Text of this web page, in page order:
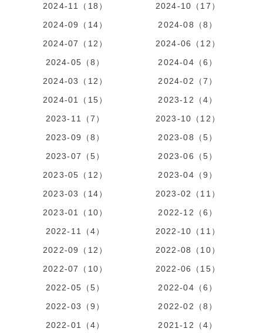
2024-11（18）
2024-10（17）
2024-09（14）
2024-08（8）
2024-07（12）
2024-06（12）
2024-05（8）
2024-04（6）
2024-03（12）
2024-02（7）
2024-01（15）
2023-12（4）
2023-11（7）
2023-10（12）
2023-09（8）
2023-08（5）
2023-07（5）
2023-06（5）
2023-05（12）
2023-04（9）
2023-03（14）
2023-02（11）
2023-01（10）
2022-12（6）
2022-11（4）
2022-10（11）
2022-09（12）
2022-08（10）
2022-07（10）
2022-06（15）
2022-05（5）
2022-04（6）
2022-03（9）
2022-02（8）
2022-01（4）
2021-12（4）